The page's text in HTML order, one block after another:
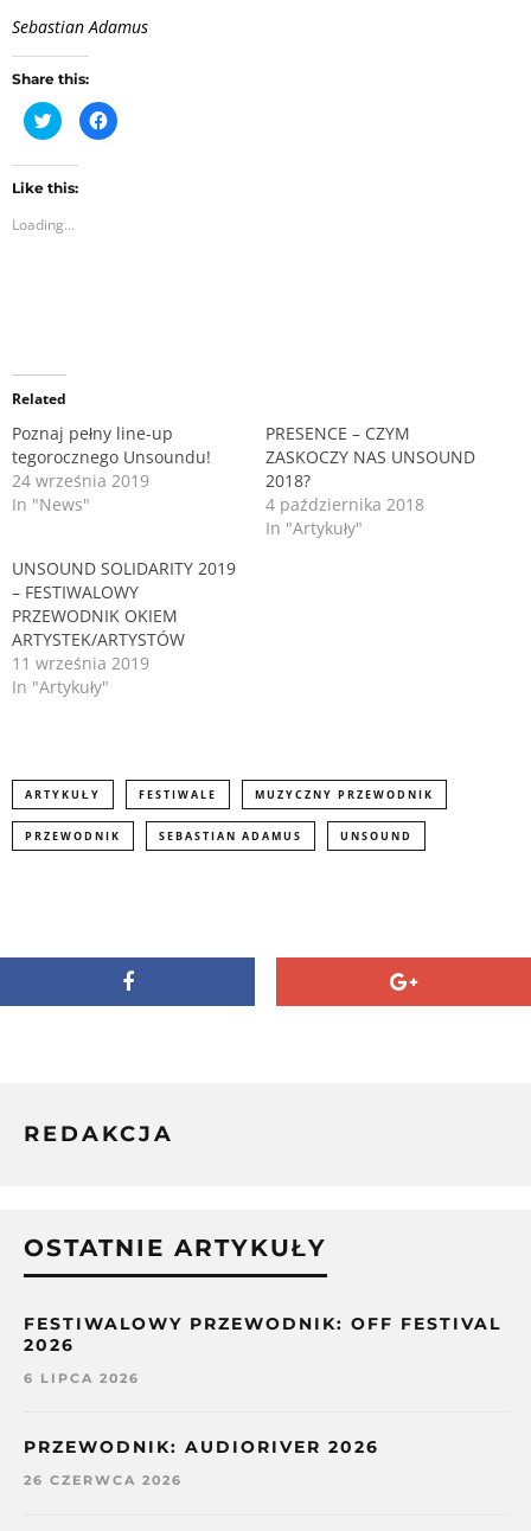
Sebastian Adamus
Share this:
C
l
c
t
s
i
t
r
(
O
p
e
n
s
n
e
w
w
i
n
d
o
w
C
l
o
(
O
p
n
n
e
w
w
i
n
d
Like this:
Loading...
Related
Poznaj pełny line-up
tegorocznego Unsoundu!
24 września 2019
In "News"
PRESENCE – CZYM
ZASKOCZY NAS UNSOUND
2018?
4 października 2018
In "Artykuły"
UNSOUND SOLIDARITY 2019
– FESTIWALOWY
PRZEWODNIK OKIEM
ARTYSTEK/ARTYSTÓW
11 września 2019
In "Artykuły"
ARTYKUŁY FESTIWALE MUZYCZNY PRZEWODNIK
PRZEWODNIK SEBASTIAN ADAMUS UNSOUND
REDAKCJA
OSTATNIE ARTYKUŁY
FESTIWALOWY PRZEWODNIK: OFF FESTIVAL
2026
6 LIPCA 2026
PRZEWODNIK: AUDIORIVER 2026
26 CZERWCA 2026